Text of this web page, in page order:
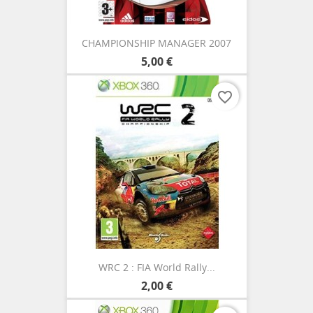
CHAMPIONSHIP MANAGER 2007
5,00 €
WRC 2 : FIA World Rally...
2,00 €
favorite_border